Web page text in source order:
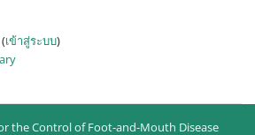
เข้าสู่ระบบ)
the Control of Foot-and-Mouth Disease